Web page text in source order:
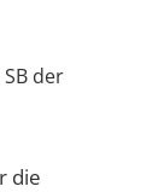
der
die